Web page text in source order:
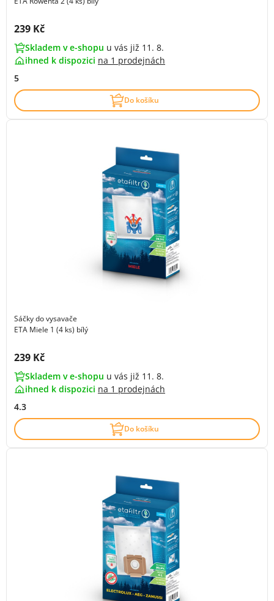
Cena s DPH:
239 Kč
Skladem v e-shopu u vás již 11. 8.
ihned k dispozici na 1 prodejnách
5
Do košíku
Sáčky do vysavače
ETA Miele 1 (4 ks) bílý
Cena s DPH:
239 Kč
Skladem v e-shopu u vás již 11. 8.
ihned k dispozici na 1 prodejnách
4.3
Do košíku